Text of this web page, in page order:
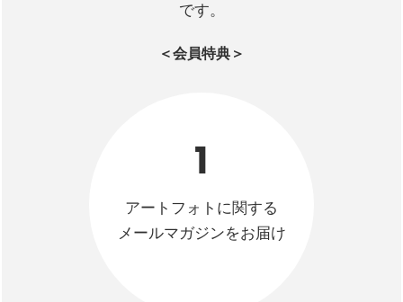
です。
＜会員特典＞
1
アートフォトに関する
メールマガジンをお届け